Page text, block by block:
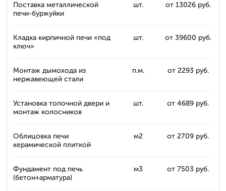
Поставка металлической
печи-буржуйки
шт. от 13026 руб.
Кладка кирпичной печи «под
ключ»
шт. от 39600 руб.
Монтаж дымохода из
нержавеющей стали
п.м. от 2293 руб.
Установка топочной двери и
монтаж колосников
шт. от 4689 руб.
Облицовка печи
керамической плиткой
м2 от 2709 руб.
Фундамент под печь
(бетон+арматура)
м3 от 7503 руб.